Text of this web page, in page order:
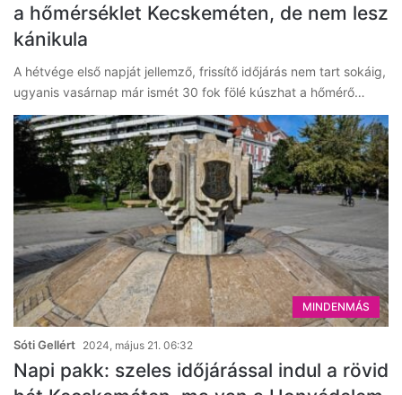
a hőmérséklet Kecskeméten, de nem lesz
kánikula
A hétvége első napját jellemző, frissítő időjárás nem tart sokáig,
ugyanis vasárnap már ismét 30 fok fölé kúszhat a hőmérő…
MINDENMÁS
Sóti Gellért 2024, május 21. 06:32
Napi pakk: szeles időjárással indul a rövid